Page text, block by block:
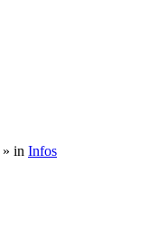
» in Infos